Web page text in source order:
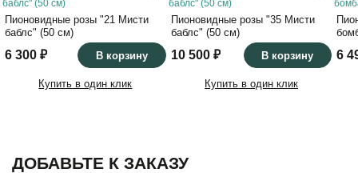
Пионовидные розы "21 Мисти
баблс" (50 см)
6 300 ₽ В корзину
Купить в один клик
Пионовидные розы "35 Мисти
баблс" (50 см)
10 500 ₽ В корзину
Купить в один клик
6
ДОБАВЬТЕ К ЗАКАЗУ